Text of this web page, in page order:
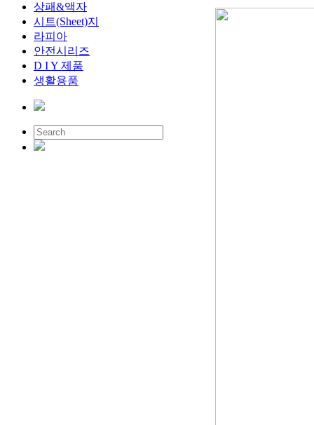
상패&액자
시트(Sheet)지
라피아
안전시리즈
D I Y 제품
생활용품